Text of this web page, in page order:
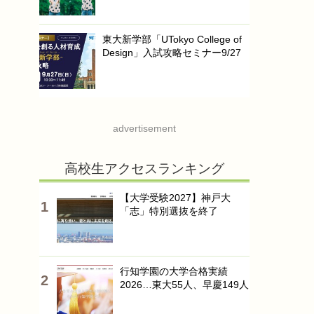
東大新学部「UTokyo College of
Design」入試攻略セミナー9/27
advertisement
高校生アクセスランキング
【大学受験2027】神戸大
「志」特別選抜を終了
行知学園の大学合格実績
2026…東大55人、早慶149人